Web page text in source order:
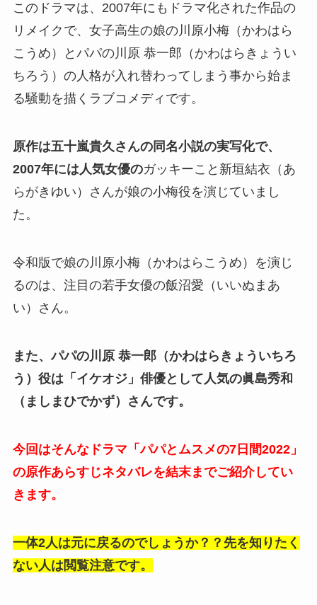
このドラマは、2007年にもドラマ化された作品の
リメイクで、女子高生の娘の川原小梅（かわはら
こうめ）とパパの川原 恭一郎（かわはらきょうい
ちろう）の人格が入れ替わってしまう事から始ま
る騒動を描くラブコメディです。
原作は五十嵐貴久さんの同名小説の実写化で、
2007年には人気女優のガッキーこと新垣結衣（あ
らがきゆい）さんが娘の小梅役を演じていまし
た。
令和版で娘の川原小梅（かわはらこうめ）を演じ
るのは、注目の若手女優の飯沼愛（いいぬまあ
い）さん。
また、パパの川原 恭一郎（かわはらきょういちろ
う）役は「イケオジ」俳優として人気の眞島秀和
（ましまひでかず）さんです。
今回はそんなドラマ「パパとムスメの7日間2022」
の原作あらすじネタバレを結末までご紹介してい
きます。
一体2人は元に戻るのでしょうか？？先を知りたく
ない人は閲覧注意です。